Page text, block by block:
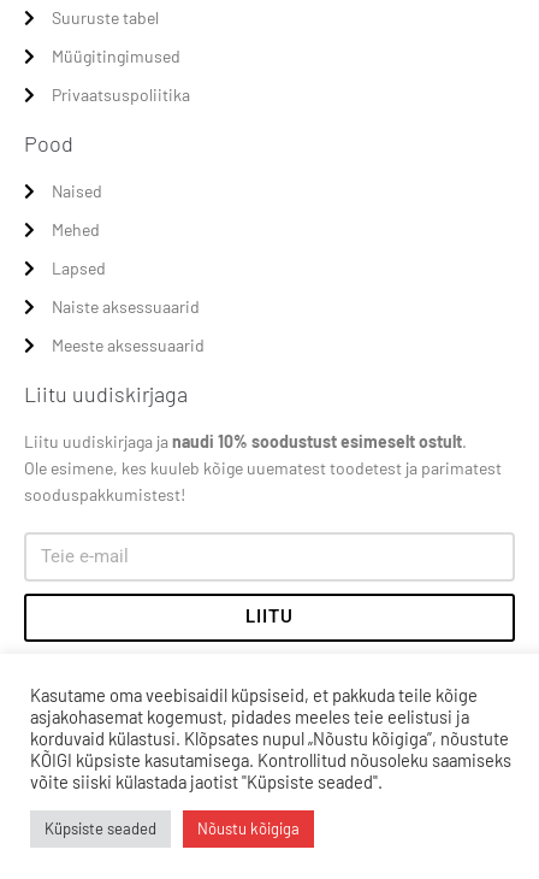
Suuruste tabel
Müügitingimused
Privaatsuspoliitika
Pood
Naised
Mehed
Lapsed
Naiste aksessuaarid
Meeste aksessuaarid
Liitu uudiskirjaga
Liitu uudiskirjaga janaudi 10% soodustust esimeselt ostult.
Ole esimene, kes kuuleb kõige uuematest toodetest ja parimatest
sooduspakkumistest!
LIITU
Kasutame oma veebisaidil küpsiseid, et pakkuda teile kõige
asjakohasemat kogemust, pidades meeles teie eelistusi ja
korduvaid külastusi. Klõpsates nupul „Nõustu kõigiga”, nõustute
KÕIGI küpsiste kasutamisega. Kontrollitud nõusoleku saamiseks
võite siiski külastada jaotist "Küpsiste seaded".
Küpsiste seaded Nõustu kõigiga